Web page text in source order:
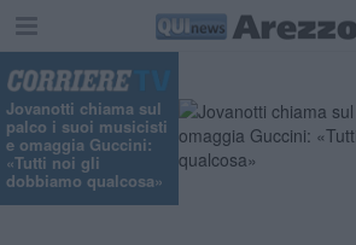
Jovanotti chiama sul
palco i suoi musicisti
e omaggia Guccini:
«Tutti noi gli
dobbiamo qualcosa»